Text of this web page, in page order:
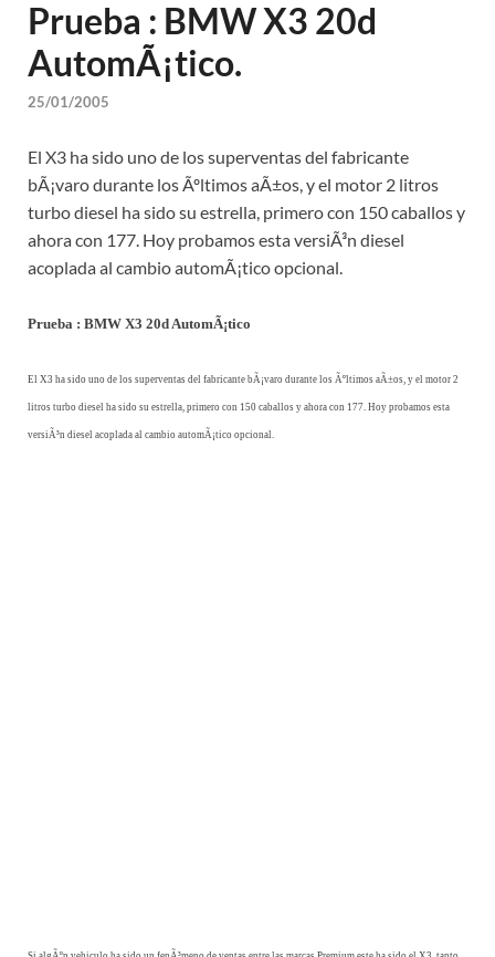
Prueba : BMW X3 20d
AutomÃ¡tico.
25/01/2005
El X3 ha sido uno de los superventas del fabricante
bÃ¡varo durante los Ãºltimos aÃ±os, y el motor 2 litros
turbo diesel ha sido su estrella, primero con 150 caballos y
ahora con 177. Hoy probamos esta versiÃ³n diesel
acoplada al cambio automÃ¡tico opcional.
Prueba : BMW X3 20d AutomÃ¡tico
El X3 ha sido uno de los superventas del fabricante bÃ¡varo durante los Ãºltimos aÃ±os, y el motor 2
litros turbo diesel ha sido su estrella, primero con 150 caballos y ahora con 177. Hoy probamos esta
versiÃ³n diesel acoplada al cambio automÃ¡tico opcional.